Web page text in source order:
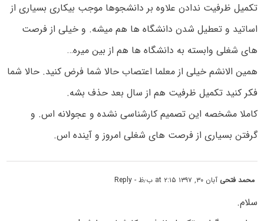
تکمیل ظرفیت ندادن علاوه بر دانشجوها موجب بیکاری بسیاری از
اساتید و تعطیل شدن دانشگاه ها هم میشه. و خیلی از فرصت
های شغلی وابسته به دانشگاه ها هم از بین میره…
همین الانشم خیلی از معلما اعتصاب حالا شما فرض کنید. حالا شما
فکر کنید تکمیل ظرفیت هم از سال بعد حذف بشه.
کاملا مشخصه این تصمیم کارشناسی نشده و عجولانه اس. و
گرفتن بسیاری از فرصت های شغلی امروز و آینده اس.
محمد فتحی آبان ۳۰, ۱۳۹۷ at ۲:۱۵ ب٫ظ - Reply
سلام.